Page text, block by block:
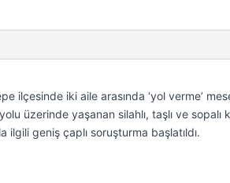
ilçesinde iki aile arasında ‘yol verme’
üzerinde yaşanan silahlı, taşlı ve
ilgili geniş çaplı soruşturma başlatıldı.